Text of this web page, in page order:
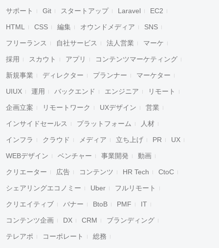
サポート Git スタートアップ Laravel EC2
HTML CSS 編集 オウンドメディア SNS
フリーランス 自社サービス 法人営業 マーケ
採用 スカウト アプリ コンテンツマーケティング
新規事業 ディレクター プランナー マーケター
UIUX 運用 バックエンド エンジニア リモート
企画立案 リモートワーク UXデザイン 営業
インサイドセールス プラットフォーム 人材
インフラ クラウド メディア 立ち上げ PR UX
WEBデザイン ベンチャー 事業開発 動画
クリエーター 広告 コンテンツ HR Tech CtoC
シェアリングエコノミー Uber フルリモート
クリエイティブ バナー BtoB PMF IT
コンテンツ企画 DX CRM ブランディング
テレアポ コーポレート 総務